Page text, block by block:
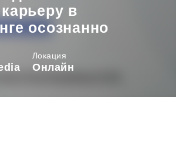
в
осознанно
Локация
Онлайн